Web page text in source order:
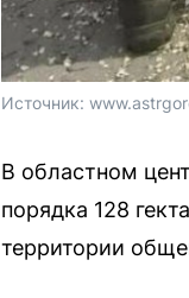
Источник:
В областном
порядка 128
территории